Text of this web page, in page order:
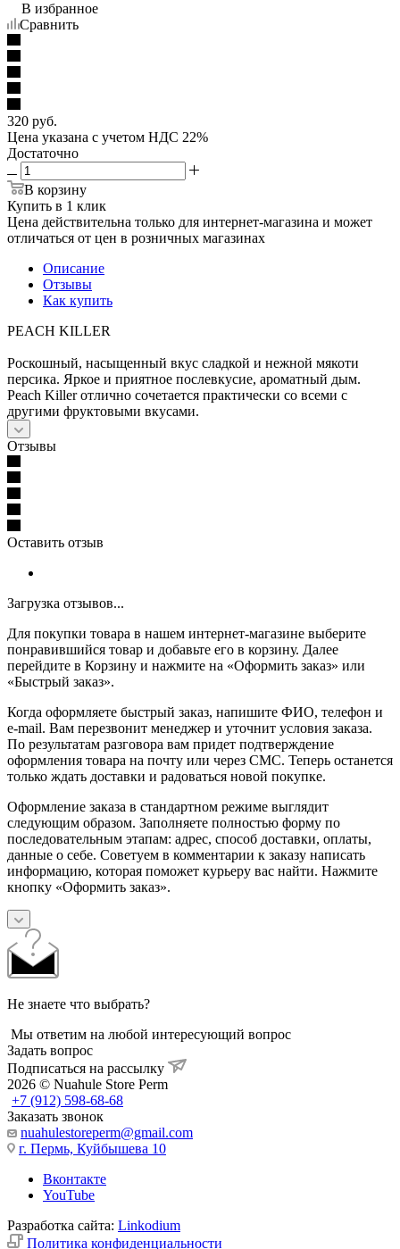
В избранное
Сравнить
320 руб.
Цена указана с учетом НДС 22%
Достаточно
В корзину
Купить в 1 клик
Цена действительна только для интернет-магазина и может
отличаться от цен в розничных магазинах
Описание
Отзывы
Как купить
PEACH KILLER
Роскошный, насыщенный вкус сладкой и нежной мякоти
персика. Яркое и приятное послевкусие, ароматный дым.
Peach Killer отлично сочетается практически со всеми с
другими фруктовыми вкусами.
Отзывы
Оставить отзыв
Загрузка отзывов...
Для покупки товара в нашем интернет-магазине выберите
понравившийся товар и добавьте его в корзину. Далее
перейдите в Корзину и нажмите на «Оформить заказ» или
«Быстрый заказ».
Когда оформляете быстрый заказ, напишите ФИО, телефон и
e-mail. Вам перезвонит менеджер и уточнит условия заказа.
По результатам разговора вам придет подтверждение
оформления товара на почту или через СМС. Теперь останется
только ждать доставки и радоваться новой покупке.
Оформление заказа в стандартном режиме выглядит
следующим образом. Заполняете полностью форму по
последовательным этапам: адрес, способ доставки, оплаты,
данные о себе. Советуем в комментарии к заказу написать
информацию, которая поможет курьеру вас найти. Нажмите
кнопку «Оформить заказ».
Не знаете что выбрать?
Мы ответим на любой интересующий вопрос
Задать вопрос
Подписаться на рассылку
2026 © Nuahule Store Perm
+7 (912) 598-68-68
Заказать звонок
nuahulestoreperm@gmail.com
г. Пермь, Куйбышева 10
Вконтакте
YouTube
Разработка сайта: Linkodium
Политика конфиденциальности